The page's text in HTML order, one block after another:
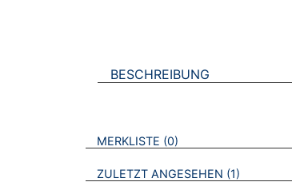
BESCHREIBUNG
VERWEISE AUF VERMERKTE-
MERKLISTE 0
ZULETZT ANGESEHEN 1